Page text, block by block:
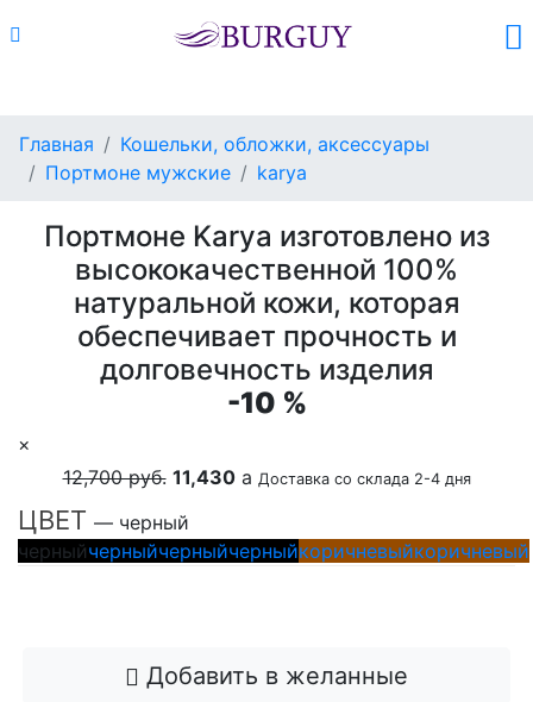
Главная
Кошельки, обложки, аксессуары
Портмоне мужские
karya
Портмоне Karya изготовлено из
высококачественной 100%
натуральной кожи, которая
обеспечивает прочность и
долговечность изделия
-10 %
×
12,700 руб. 11,430 a Доставка со склада 2-4 дня
ЦВЕТ — черный
черныйчерныйчерныйчерныйкоричневыйкоричневый
Добавить в желанные